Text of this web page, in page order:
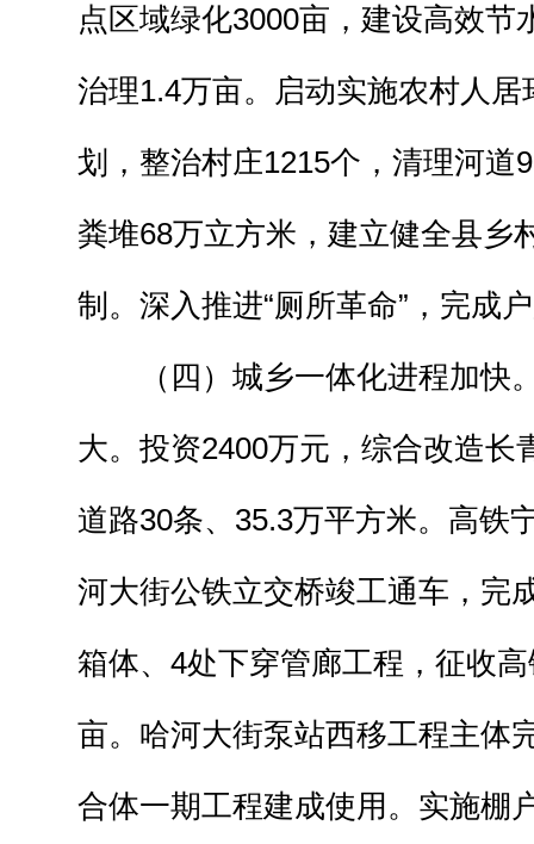
点区域绿化3000亩，建设高效节
治理1.4万亩。启动实施农村人
划，整治村庄1215个，清理河道
粪堆68万立方米，建立健全县乡
制。深入推进“厕所革命”，完成
（四）城乡一体化进程加快
大。投资2400万元，综合改造长
道路30条、35.3万平方米。高铁
河大街公铁立交桥竣工通车，完
箱体、4处下穿管廊工程，征收
亩。哈河大街泵站西移工程主体
合体一期工程建成使用。实施棚